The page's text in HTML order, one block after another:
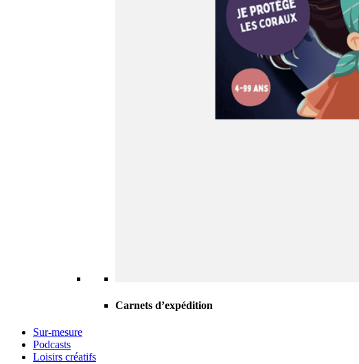
Carnets d’expédition
Sur-mesure
Podcasts
Loisirs créatifs